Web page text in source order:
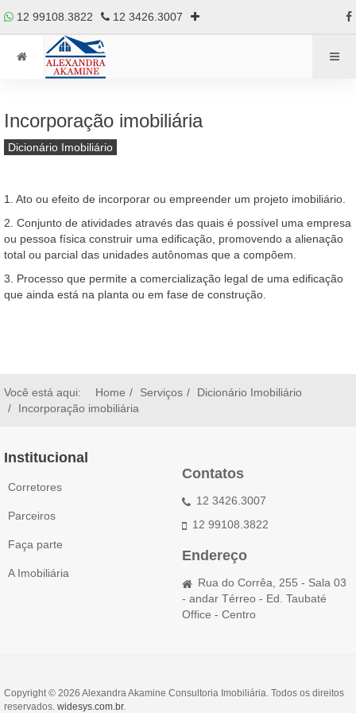
12 99108.3822 12 3426.3007
Incorporação imobiliária
Dicionário Imobiliário
1. Ato ou efeito de incorporar ou empreender um projeto imobiliário.
2. Conjunto de atividades através das quais é possível uma empresa
ou pessoa física construir uma edificação, promovendo a alienação
total ou parcial das unidades autônomas que a compõem.
3. Processo que permite a comercialização legal de uma edificação
que ainda está na planta ou em fase de construção.
Você está aqui: Home Serviços
Dicionário Imobiliário
Incorporação imobiliária
Institucional
Corretores
Parceiros
Faça parte
A Imobiliária
Contatos
12 3426.3007
12 99108.3822
Endereço
Rua do Corrêa, 255 - Sala 03
- andar Térreo - Ed. Taubaté
Office - Centro
Copyright © 2026 Alexandra Akamine Consultoria Imobiliária. Todos os direitos
reservados. widesys.com.br.